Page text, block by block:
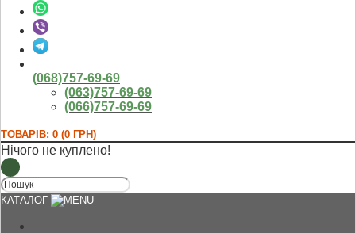
(068)757-69-69
(063)757-69-69
(066)757-69-69
ТОВАРІВ: 0 (0 ГРН)
Нічого не куплено!
КАТАЛОГ